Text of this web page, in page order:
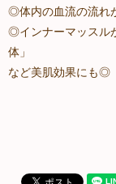
◎体内の血流の流れ
◎インナーマッスル
体」
など美肌効果にも◎